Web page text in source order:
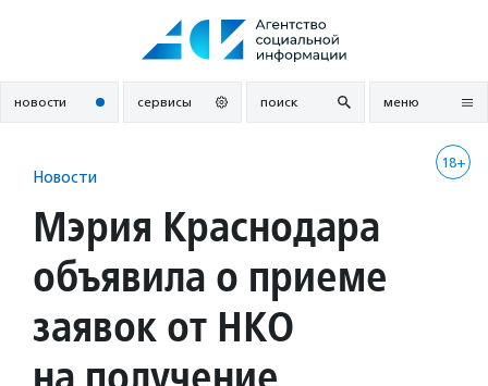
новости сервисы поиск меню
18+
Новости
Мэрия Краснодара
объявила о приеме
заявок от НКО